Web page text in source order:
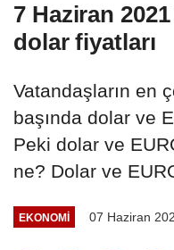
7 Haziran
dolar fiyatları
Vatandaşların en
başında dolar ve
Peki dolar ve
ne? Dolar ve
EKONOMI 07 Haziran